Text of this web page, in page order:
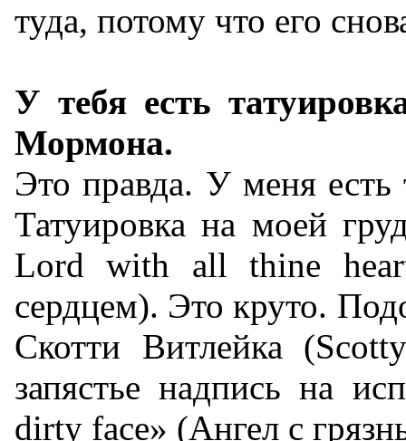
туда, потому что его
У тебя есть
Мормона.
Это правда. У меня есть
Татуировка на моей
Lord with all thine
сердцем). Это круто.
Скотти Витлейка
запястье надпись на
dirty face» (Ангел с